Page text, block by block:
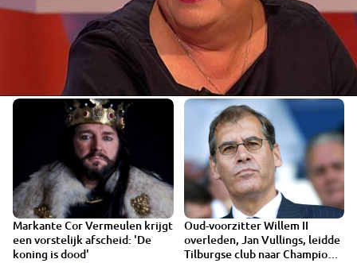
Markante Cor Vermeulen krijgt
een vorstelijk afscheid: 'De
koning is dood'
Oud-voorzitter Willem II
overleden, Jan Vullings, leidde
Tilburgse club naar Champions